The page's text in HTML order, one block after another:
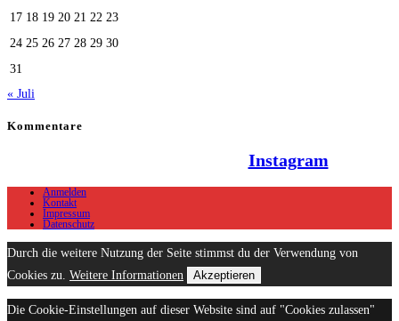
17 18 19 20 21 22 23
24 25 26 27 28 29 30
31
« Juli
Kommentare
Instagram
Anmelden
Kontakt
Impressum
Datenschutz
Durch die weitere Nutzung der Seite stimmst du der Verwendung von
Cookies zu. Weitere Informationen Akzeptieren
Die Cookie-Einstellungen auf dieser Website sind auf "Cookies zulassen"